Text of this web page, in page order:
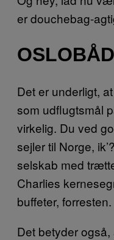
er douchebag-
Det er underligt,
som udflugtsmål
virkelig. Du ved
sejler til Norge,
selskab med
Charlies
buffeter, forresten.
Det betyder